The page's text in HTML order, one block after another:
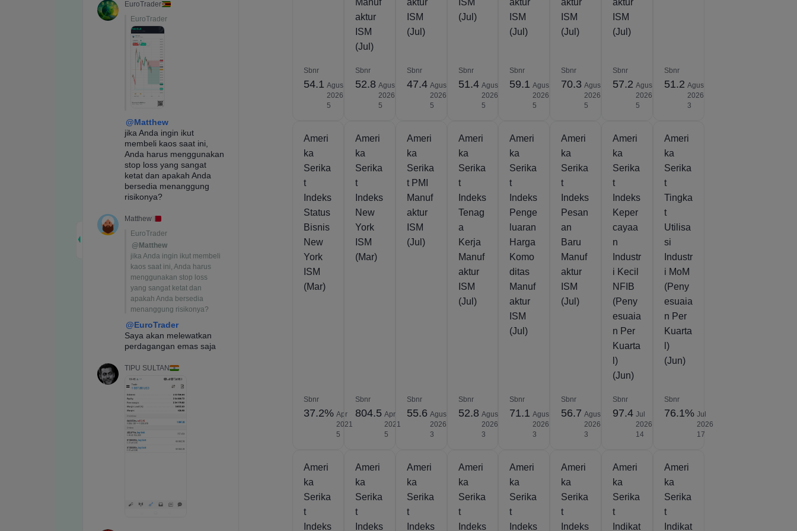
Sbnr
54.1 Agus
2026
5
Manuf
aktur
ISM
(Jul)
Sbnr
52.8 Agus
2026
5
aktur
ISM
(Jul)
Sbnr
47.4 Agus
2026
5
ISM
(Jul)
Sbnr
51.4 Agus
2026
5
aktur
ISM
(Jul)
Sbnr
59.1 Agus
2026
5
aktur
ISM
(Jul)
Sbnr
70.3 Agus
2026
5
aktur
ISM
(Jul)
Sbnr
57.2 Agus
2026
5
Sbnr
51.2 Agus
2026
3
Ameri
ka
Serika
t
Indeks
Status
Bisnis
New
York
ISM
(Mar)
Sbnr
37.2% Apr
2021
5
Ameri
ka
Serika
t
Indeks
New
York
ISM
(Mar)
Sbnr
804.5 Apr
2021
5
Ameri
ka
Serika
t PMI
Manuf
aktur
ISM
(Jul)
Sbnr
55.6 Agus
2026
3
Ameri
ka
Serika
t
Indeks
Tenag
a
Kerja
Manuf
aktur
ISM
(Jul)
Sbnr
52.8 Agus
2026
3
Ameri
ka
Serika
t
Indeks
Penge
luaran
Harga
Komo
ditas
Manuf
aktur
ISM
(Jul)
Sbnr
71.1 Agus
2026
3
Ameri
ka
Serika
t
Indeks
Pesan
an
Baru
Manuf
aktur
ISM
(Jul)
Sbnr
56.7 Agus
2026
3
Ameri
ka
Serika
t
Indeks
Keper
cayaa
n
Industr
i Kecil
NFIB
(Peny
esuaia
n Per
Kuarta
l)
(Jun)
Sbnr
97.4 Jul
2026
14
Ameri
ka
Serika
t
Tingka
t
Utilisa
si
Industr
i MoM
(Peny
esuaia
n Per
Kuarta
l)
(Jun)
Sbnr
76.1% Jul
2026
17
Ameri
ka
Serika
t
Indeks
Ameri
ka
Serika
t
Indeks
Ameri
ka
Serika
t
Indeks
Ameri
ka
Serika
t
Indeks
Ameri
ka
Serika
t
Indeks
Ameri
ka
Serika
t
Indeks
Ameri
ka
Serika
t
Indikat
Ameri
ka
Serika
t
Indikat